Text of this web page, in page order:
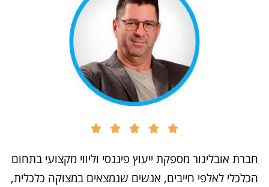
חברת אובליגור מספקת ייעוץ פיננסי וליווי מקצועי בתחום
הכלכלי לאלפי חייבים, אנשים שנמצאים במצוקה כלכלית,